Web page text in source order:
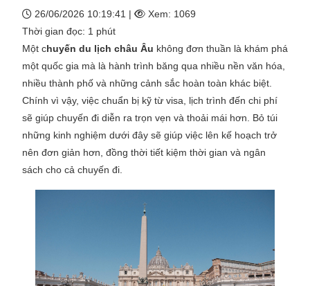
26/06/2026 10:19:41 |
Xem: 1069
Thời gian đọc: 1 phút
Một chuyến du lịch châu Âu không đơn thuần là khám phá
một quốc gia mà là hành trình băng qua nhiều nền văn hóa,
nhiều thành phố và những cảnh sắc hoàn toàn khác biệt.
Chính vì vậy, việc chuẩn bị kỹ từ visa, lịch trình đến chi phí
sẽ giúp chuyến đi diễn ra trọn vẹn và thoải mái hơn. Bỏ túi
những kinh nghiệm dưới đây sẽ giúp việc lên kế hoạch trở
nên đơn giản hơn, đồng thời tiết kiệm thời gian và ngân
sách cho cả chuyến đi.